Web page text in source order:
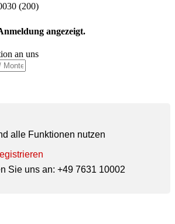
(200)
angezeigt.
an uns
alle Funktionen nutzen
Sie uns an: +49 7631 10002